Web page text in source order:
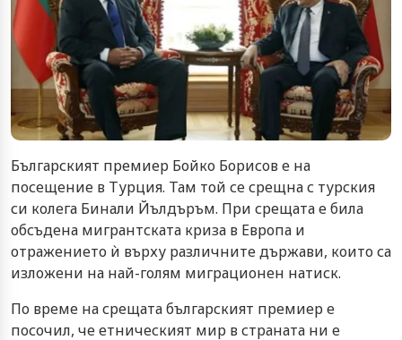
Българският премиер Бойко Борисов е на
посещение в Турция. Там той се срещна с турския
си колега Бинали Йълдъръм. При срещата е била
обсъдена мигрантската криза в Европа и
отражението ѝ върху различните държави, които са
изложени на най-голям миграционен натиск.
По време на срещата българският премиер е
посочил, че етническият мир в страната ни е